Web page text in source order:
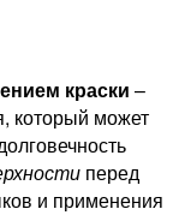
краски –
который может
перед
и применения